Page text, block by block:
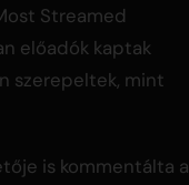
Streamed
előadók kaptak
szerepeltek, mint
is kommentálta a